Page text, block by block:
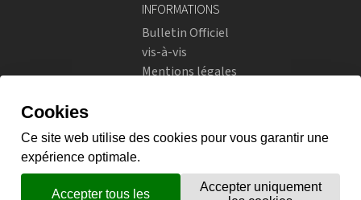
INFORMATIONS
Bulletin Officiel
vis-à-vis
Mentions légales
Instagram
flickr